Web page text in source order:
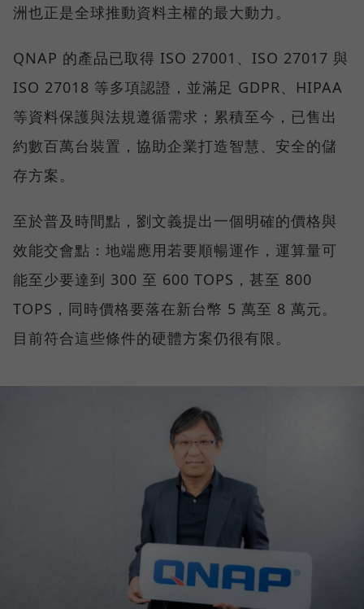
洲也正是全球推動資料主權的最大動力。
QNAP 的產品已取得 ISO 27001、ISO 27017 與
ISO 27018 等多項認證，並滿足 GDPR、HIPAA
等資料保護與法規遵循需求；累積至今，已售出
約數百萬台裝置，協助企業打造智慧、安全的儲
存方案。
至於普及時間點，劉文義提出一個明確的價格與
效能交會點：地端應用若要順暢運作，運算量可
能至少要達到 300 至 600 TOPS，甚至 800
TOPS，同時價格要落在新台幣 5 萬至 8 萬元。
目前符合這些條件的硬體方案仍很有限。